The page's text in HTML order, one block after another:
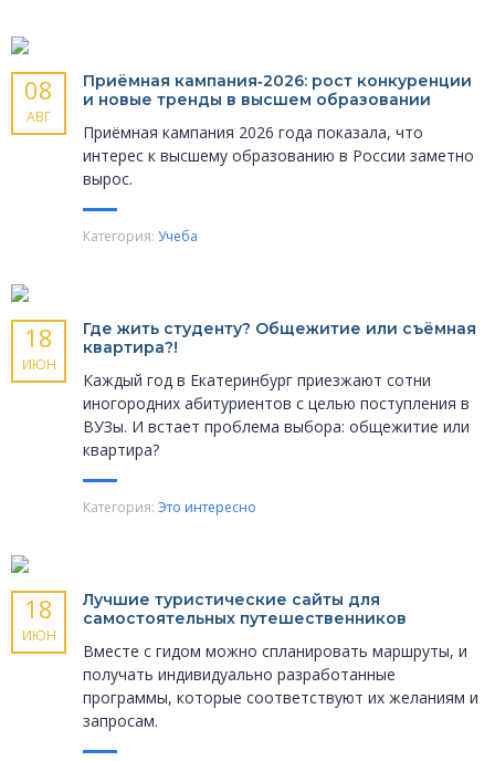
08
АВГ
Приёмная кампания‑2026: рост конкуренции
и новые тренды в высшем образовании
Приёмная кампания 2026 года показала, что
интерес к высшему образованию в России заметно
вырос.
Категория: Учеба
18
ИЮН
Где жить студенту? Общежитие или съёмная
квартира?!
Каждый год в Екатеринбург приезжают сотни
иногородних абитуриентов с целью поступления в
ВУЗы. И встает проблема выбора: общежитие или
квартира?
Категория: Это интересно
18
ИЮН
Лучшие туристические сайты для
самостоятельных путешественников
Вместе с гидом можно спланировать маршруты, и
получать индивидуально разработанные
программы, которые соответствуют их желаниям и
запросам.